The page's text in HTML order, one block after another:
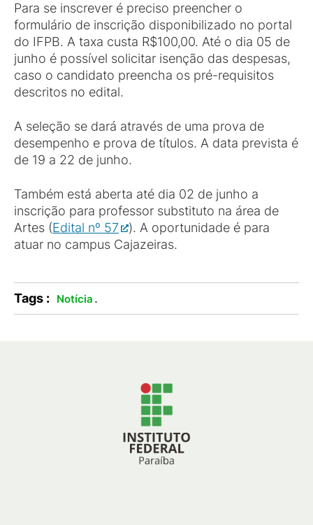
Para se inscrever é preciso preencher o
formulário de inscrição disponibilizado no portal
do IFPB. A taxa custa R$100,00. Até o dia 05 de
junho é possível solicitar isenção das despesas,
caso o candidato preencha os pré-requisitos
descritos no edital.
A seleção se dará através de uma prova de
desempenho e prova de títulos. A data prevista é
de 19 a 22 de junho.
Também está aberta até dia 02 de junho a
inscrição para professor substituto na área de
Artes (Edital nº 57
). A oportunidade é para
atuar no campus Cajazeiras.
Tags : Notícia .